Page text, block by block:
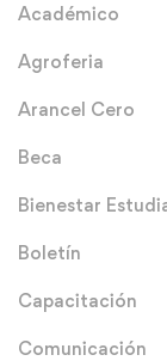
Académico
Agroferia
Arancel Cero
Beca
Bienestar
Boletín
Capacitación
Comunicación